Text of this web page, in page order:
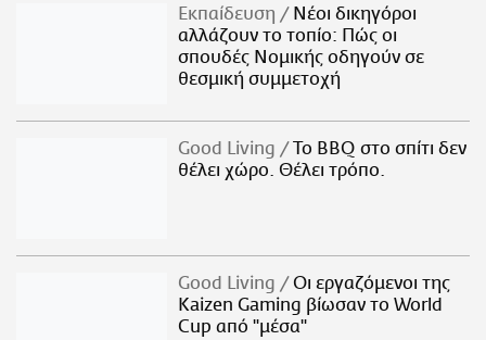
Εκπαίδευση
Νέοι δικηγόροι
αλλάζουν το τοπίο: Πώς οι
σπουδές Νομικής οδηγούν σε
θεσμική συμμετοχή
Good Living
Το BBQ στο σπίτι δεν
θέλει χώρο. Θέλει τρόπο.
Good Living
Οι εργαζόμενοι της
Kaizen Gaming βίωσαν το World
Cup από "μέσα"